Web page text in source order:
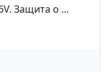
Защита о ...